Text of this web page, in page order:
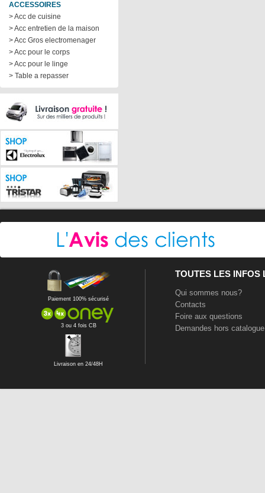
ACCESSOIRES
> Acc de cuisine
> Acc entretien de la maison
> Acc Gros electromenager
> Acc pour le corps
> Acc pour le linge
> Table a repasser
Paiement 100% sécurisé
3 ou 4 fois CB
Livraison en 24/48H
TOUTES LES INFOS
Qui sommes nous?
Contacts
Foire aux questions
Demandes hors catalogue